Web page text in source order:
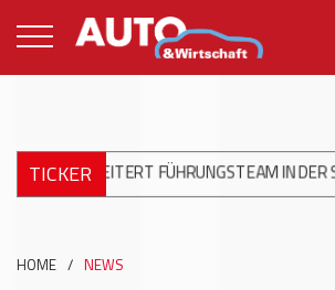
TICKER
ERWEITERT FÜHRUNGSTEAM IN DER SCHWEIZ
HOME / NEWS